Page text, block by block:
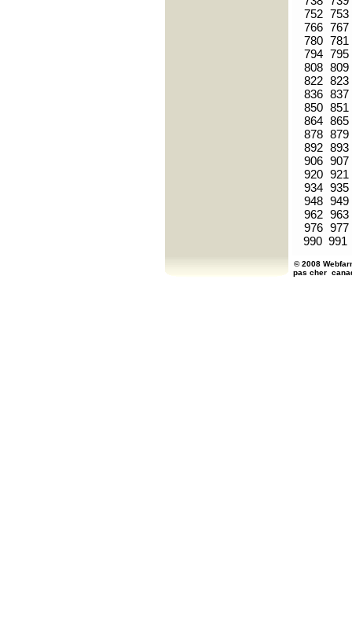
752 753
766 767
780 781
794 795
808 809
822 823
836 837
850 851
864 865
878 879
892 893
906 907
920 921
934 935
948 949
962 963
976 977
990 991
© 2008
pas cher